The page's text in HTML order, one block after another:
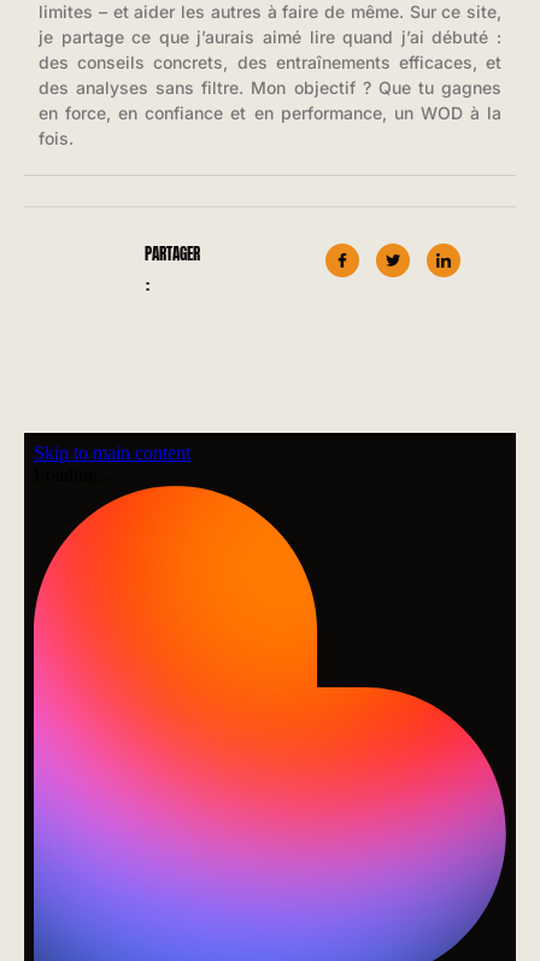
limites – et aider les autres à faire de même. Sur ce site,
je partage ce que j’aurais aimé lire quand j’ai débuté :
des conseils concrets, des entraînements efficaces, et
des analyses sans filtre. Mon objectif ? Que tu gagnes
en force, en confiance et en performance, un WOD à la
fois.
PARTAGER
: